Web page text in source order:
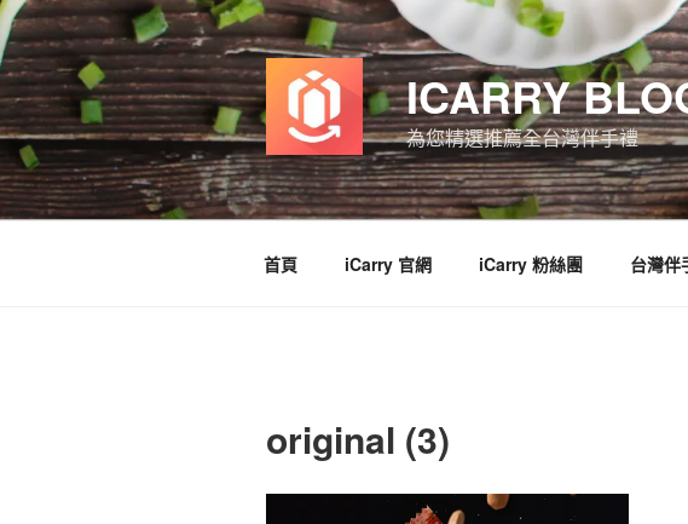
跳
至
主
要
內
容
ICARRY
為您精選推薦全台灣伴手禮
首頁 iCarry 官網 iCarry 粉絲團 台灣伴
original (3)